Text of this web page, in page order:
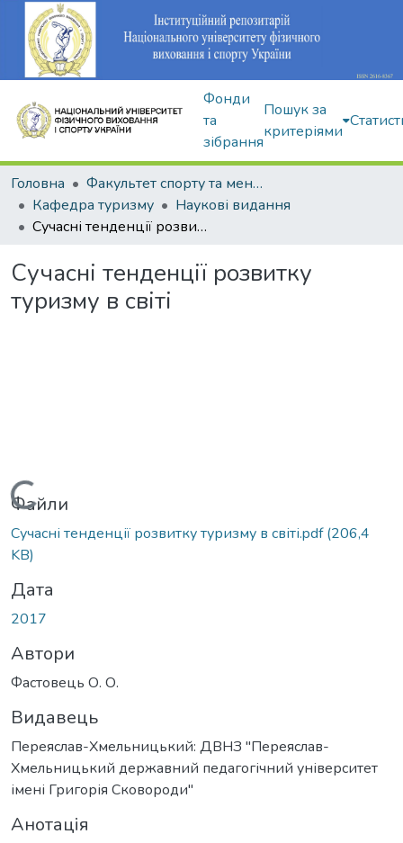
Фонди
та
зібрання
Пошук за
критеріями
Головна
Факультет спорту та менеджменту
Кафедра туризму
Наукові видання
Сучасні тенденції розвитку туризму в світі
Сучасні тенденції розвитку
туризму в світі
Вантажиться...
Файли
Сучасні тенденції розвитку туризму в світі.pdf(206,4
KB)
Дата
2017
Автори
Фастовець О. О.
Видавець
Переяслав-Хмельницький: ДВНЗ "Переяслав-
Хмельницький державний педагогічний університет
імені Григорія Сковороди"
Анотація